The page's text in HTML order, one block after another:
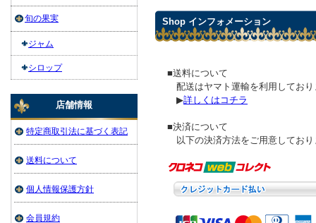
Shop インフォメーション
■送料について
配送はヤマト運輸を利用しており
▶詳しくはコチラ
■決済について
以下の決済方法をご用意しており
旬の果実
ジャム
シロップ
店舗情報
特定商取引法に基づく表記
送料について
個人情報保護方針
会員規約